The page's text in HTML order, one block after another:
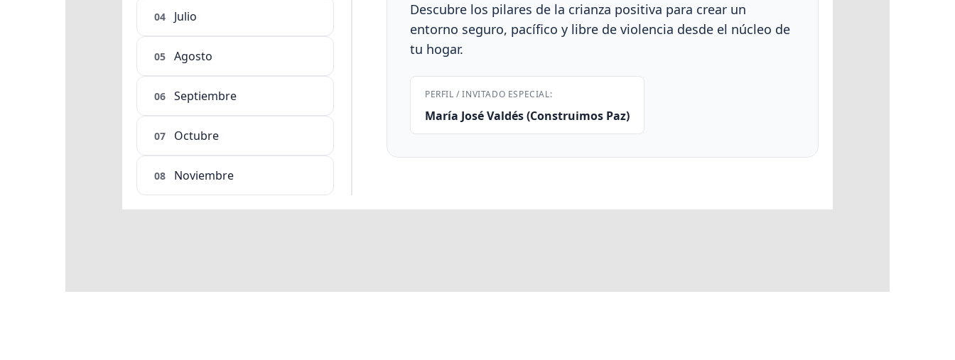
04 Julio
05 Agosto
06 Septiembre
07 Octubre
08 Noviembre
Descubre los pilares de la crianza positiva para crear un
entorno seguro, pacífico y libre de violencia desde el núcleo de
tu hogar.
PERFIL / INVITADO ESPECIAL:
María José Valdés (Construimos Paz)